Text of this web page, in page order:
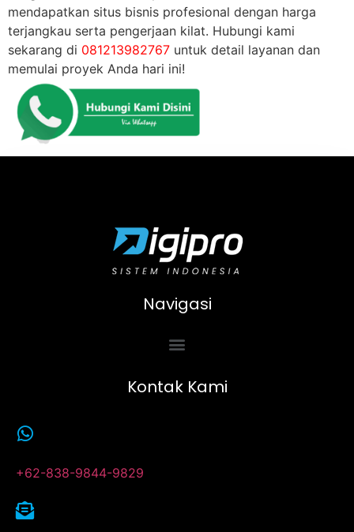
mendapatkan situs bisnis profesional dengan harga
terjangkau serta pengerjaan kilat. Hubungi kami
sekarang di 081213982767 untuk detail layanan dan
memulai proyek Anda hari ini!
Navigasi
Kontak Kami
+62-838-9844-9829